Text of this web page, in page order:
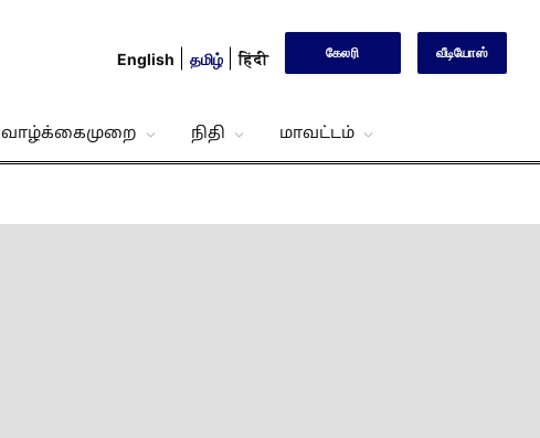
English தமிழ் हिंदी கேலரி வீடியோஸ்
வாழ்க்கைமுறை நிதி மாவட்டம்